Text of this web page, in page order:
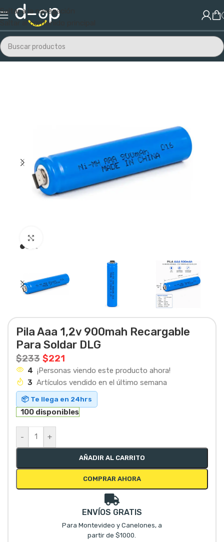
Saltar a la navegación
Saltar al contenido principal
Inicio/Electrónica/Pilas y Baterías
Pila Aaa 1,2v 900mah Recargable
Para Soldar DLG
$233 $221
4 ¡Personas viendo este producto ahora!
3 Artículos vendido en el último semana
📦 Te llega en 24hrs
100 disponibles
- +
AÑADIR AL CARRITO
COMPRAR AHORA
ENVÍOS GRATIS
Para Montevideo y Canelones, a
partir de $1000.